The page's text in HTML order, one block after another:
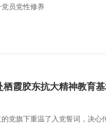
员党性修养
栖霞胶东抗大精神教育
党旗下重温了入党誓词，决